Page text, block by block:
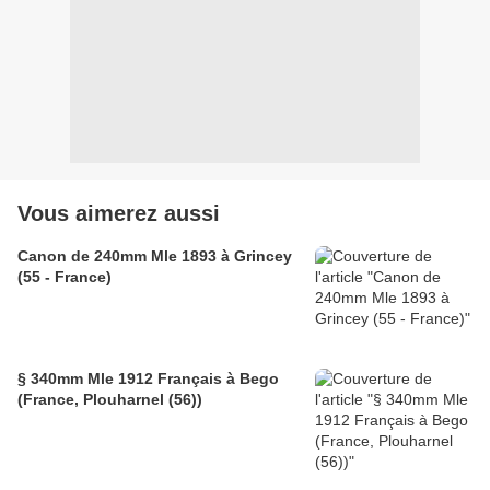
Vous aimerez aussi
Canon de 240mm Mle 1893 à Grincey
(55 - France)
§ 340mm Mle 1912 Français à Bego
(France, Plouharnel (56))